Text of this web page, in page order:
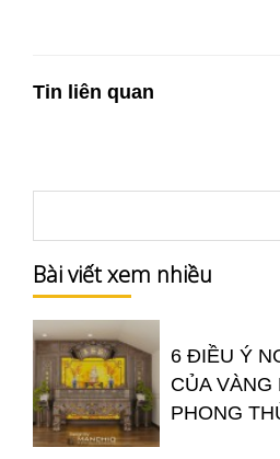
Tin liên quan
Bài viết xem nhiều
6 ĐIỀU Ý
CỦA VÀNG
PHONG